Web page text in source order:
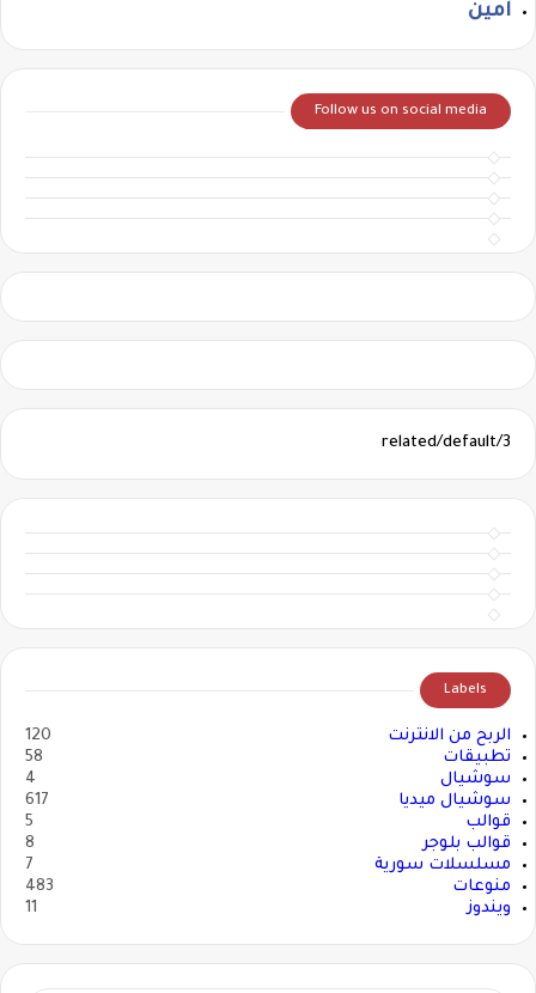
امين
Follow us on social media
3/related/default
Labels
الربح من الانترنت
120
تطبيقات
58
سوشيال
4
سوشيال ميديا
617
قوالب
5
قوالب بلوجر
8
مسلسلات سورية
7
منوعات
483
ويندوز
11